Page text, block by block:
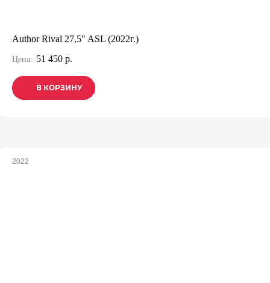
Author Rival 27,5" ASL (2022г.)
Цена: 51 450 р.
В КОРЗИНУ
В КОРЗИНУ
В КОРЗИНУ
2022